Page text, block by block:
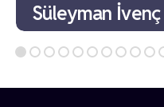
Süleyman İvenç